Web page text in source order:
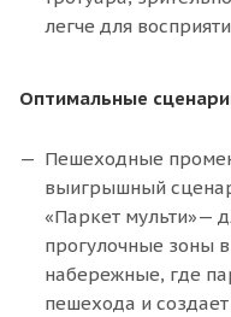
легче для
Оптимальные
Пешеходные
выигрышный
«Паркет мульти»—
прогулочные зоны
набережные, где
пешехода и